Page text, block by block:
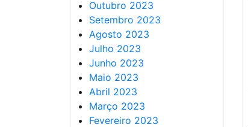
Outubro 2023
Setembro 2023
Agosto 2023
Julho 2023
Junho 2023
Maio 2023
Abril 2023
Março 2023
Fevereiro 2023